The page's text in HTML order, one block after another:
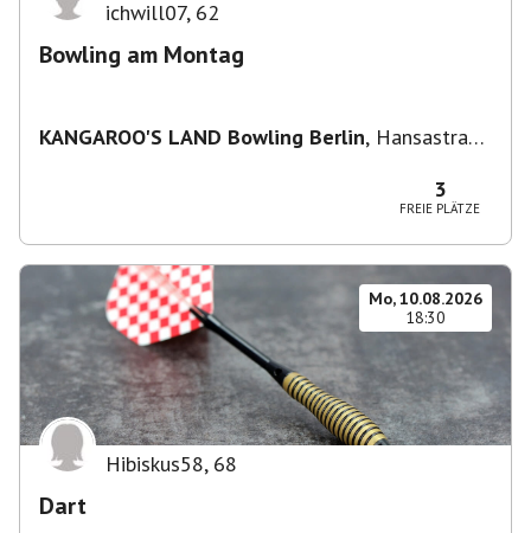
ichwill07, 62
Bowling am Montag
KANGAROO'S LAND Bowling Berlin, Hansastraße
3
FREIE PLÄTZE
Mo, 10.08.2026
18:30
Hibiskus58, 68
Dart